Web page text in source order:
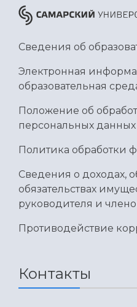
Сведения об
Электронная
образовательная
Положение об
персональных данных
Политика обработки
Сведения о доходах,
обязательствах
руководителя и
Противодействие
Контакты